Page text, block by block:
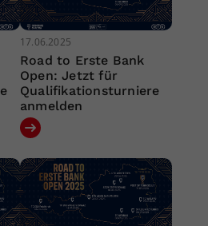
17.06.2025
Road to Erste Bank
Open: Jetzt für
Qualifikationsturniere
anmelden